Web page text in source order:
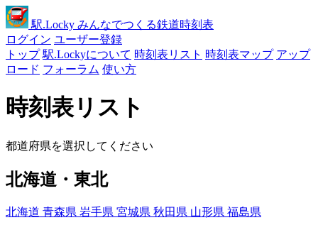
駅.Locky みんなでつくる鉄道時刻表
ログイン ユーザー登録
トップ 駅.Lockyについて 時刻表リスト 時刻表マップ アップ
ロード フォーラム 使い方
時刻表リスト
都道府県を選択してください
北海道・東北
北海道 青森県 岩手県 宮城県 秋田県 山形県 福島県